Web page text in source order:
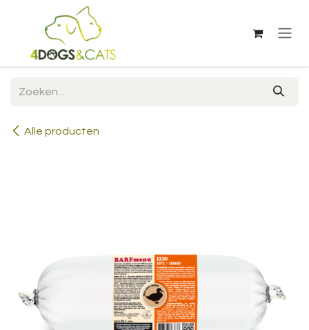
Overslaan naar inhoud
Alle producten